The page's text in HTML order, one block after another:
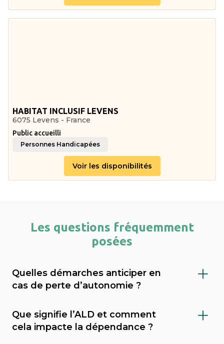
HABITAT INCLUSIF LEVENS
6075 Levens - France
Public accueilli
Personnes Handicapées
Voir les disponibilités
Les questions fréquemment
posées
Quelles démarches anticiper en
cas de perte d’autonomie ?
dépendance (via le GIR), demander l’APA
(allocation personnalisée d’autonomie) au
Que signifie l’ALD et comment
cela impacte la dépendance ?